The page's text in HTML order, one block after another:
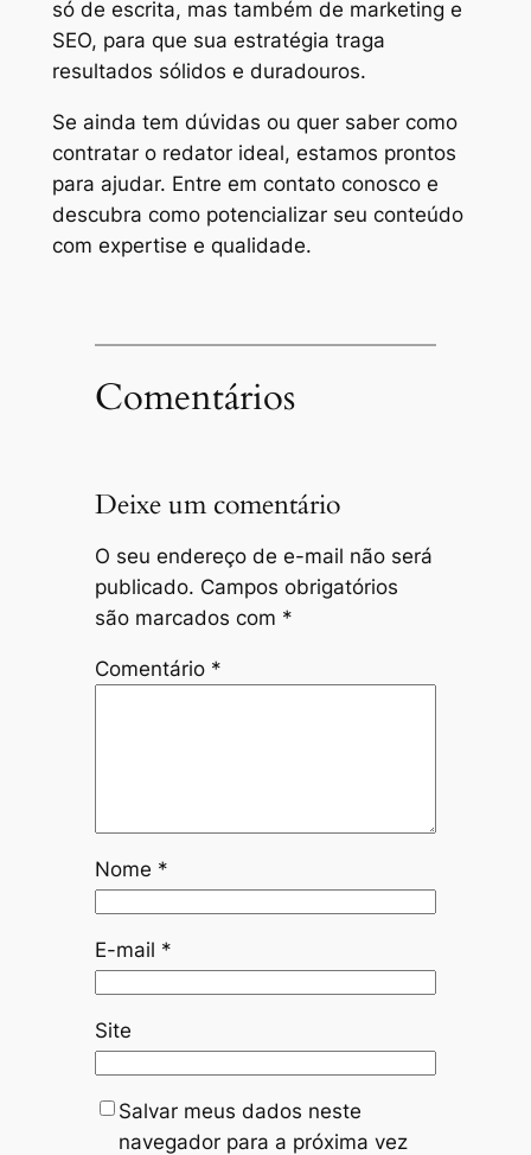
só de escrita, mas também de marketing e
SEO, para que sua estratégia traga
resultados sólidos e duradouros.
Se ainda tem dúvidas ou quer saber como
contratar o redator ideal, estamos prontos
para ajudar. Entre em contato conosco e
descubra como potencializar seu conteúdo
com expertise e qualidade.
Comentários
Deixe um comentário
O seu endereço de e-mail não será
publicado. Campos obrigatórios
são marcados com *
Comentário *
Nome *
E-mail *
Site
Salvar meus dados neste
navegador para a próxima vez